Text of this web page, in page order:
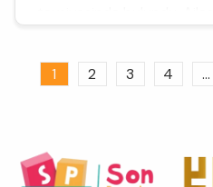
hicret kafilesiyl...
1 2 3 4 ...